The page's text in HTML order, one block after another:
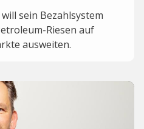
sein Bezahlsystem
Riesen auf
ausweiten.